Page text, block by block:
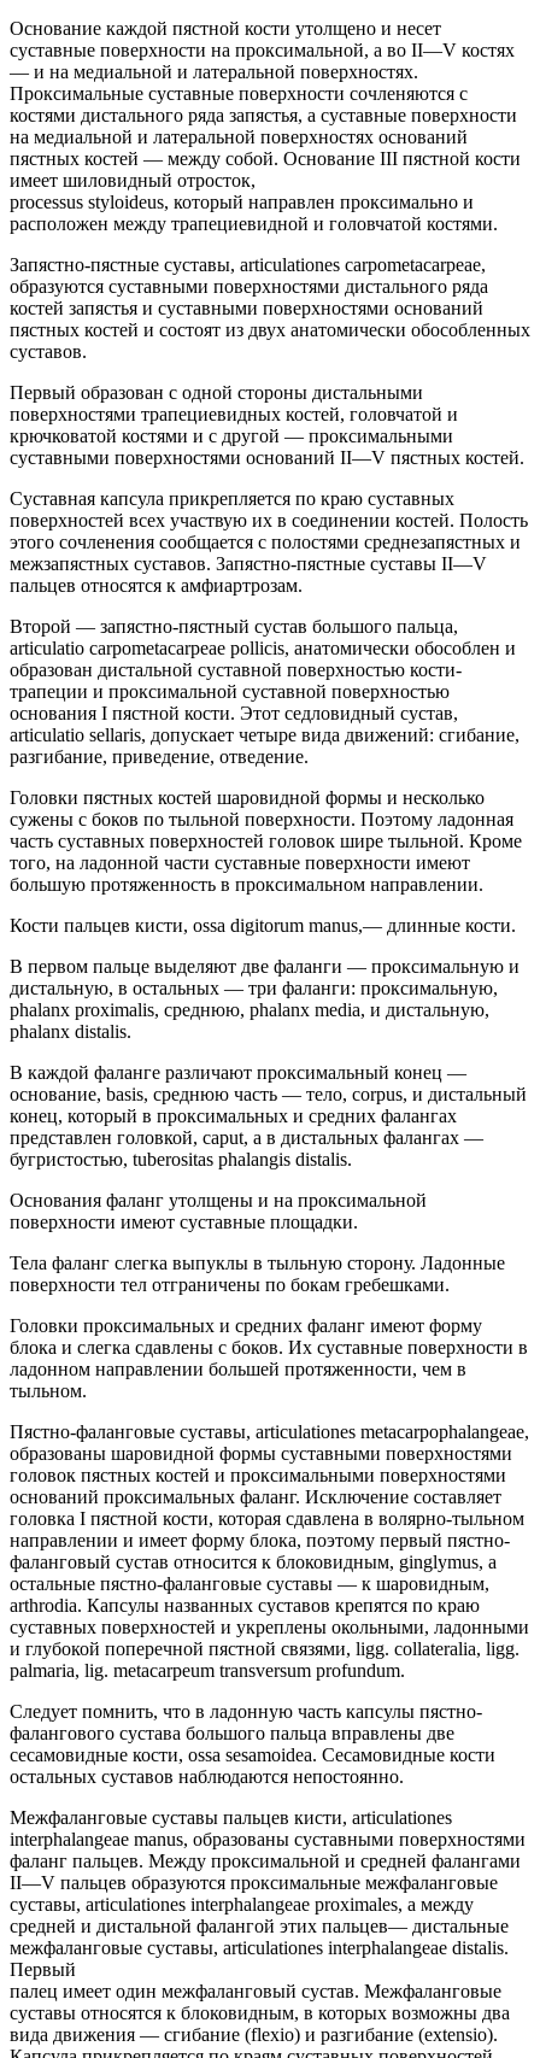
Основание каждой пястной кости утолщено и несет
суставные поверхности на проксимальной, а во II—V костях
— и на медиальной и латеральной поверхностях.
Проксимальные суставные поверхности сочленяются с
костями дистального ряда запястья, а суставные поверхности
на медиальной и латеральной поверхностях оснований
пястных костей — между собой. Основание III пястной кости
имеет шиловидный отросток,
processus styloideus, который направлен проксимально и
расположен между трапециевидной и головчатой костями.
Запястно-пястные суставы, articulationes carpometacarpeae,
образуются суставными поверхностями дистального ряда
костей запястья и суставными поверхностями оснований
пястных костей и состоят из двух анатомически обособленных
суставов.
Первый образован с одной стороны дистальными
поверхностями трапециевидных костей, головчатой и
крючковатой костями и с другой — проксимальными
суставными поверхностями оснований II—V пястных костей.
Суставная капсула прикрепляется по краю суставных
поверхностей всех участвую их в соединении костей. Полость
этого сочленения сообщается с полостями среднезапястных и
межзапястных суставов. Запястно-пястные суставы II—V
пальцев относятся к амфиартрозам.
Второй — запястно-пястный сустав большого пальца,
articulatio carpometacarpeae pollicis, анатомически обособлен и
образован дистальной суставной поверхностью кости-
трапеции и проксимальной суставной поверхностью
основания I пястной кости. Этот седловидный сустав,
articulatio sellaris, допускает четыре вида движений: сгибание,
разгибание, приведение, отведение.
Головки пястных костей шаровидной формы и несколько
сужены с боков по тыльной поверхности. Поэтому ладонная
часть суставных поверхностей головок шире тыльной. Кроме
того, на ладонной части суставные поверхности имеют
большую протяженность в проксимальном направлении.
Кости пальцев кисти, ossa digitorum manus,— длинные кости.
В первом пальце выделяют две фаланги — проксимальную и
дистальную, в остальных — три фаланги: проксимальную,
phalanx proximalis, среднюю, phalanx media, и дистальную,
phalanx distalis.
В каждой фаланге различают проксимальный конец —
основание, basis, среднюю часть — тело, corpus, и дистальный
конец, который в проксимальных и средних фалангах
представлен головкой, caput, а в дистальных фалангах —
бугристостью, tuberositas phalangis distalis.
Основания фаланг утолщены и на проксимальной
поверхности имеют суставные площадки.
Тела фаланг слегка выпуклы в тыльную сторону. Ладонные
поверхности тел отграничены по бокам гребешками.
Головки проксимальных и средних фаланг имеют форму
блока и слегка сдавлены с боков. Их суставные поверхности в
ладонном направлении большей протяженности, чем в
тыльном.
Пястно-фаланговые суставы, articulationes metacarpophalangeae,
образованы шаровидной формы суставными поверхностями
головок пястных костей и проксимальными поверхностями
оснований проксимальных фаланг. Исключение составляет
головка I пястной кости, которая сдавлена в волярно-тыльном
направлении и имеет форму блока, поэтому первый пястно-
фаланговый сустав относится к блоковидным, ginglymus, a
остальные пястно-фаланговые суставы — к шаровидным,
arthrodia. Капсулы названных суставов крепятся по краю
суставных поверхностей и укреплены окольными, ладонными
и глубокой поперечной пястной связями, ligg. collateralia, ligg.
palmaria, lig. metacarpeum transversum profundum.
Следует помнить, что в ладонную часть капсулы пястно-
фалангового сустава большого пальца вправлены две
сесамовидные кости, ossa sesamoidea. Сесамовидные кости
остальных суставов наблюдаются непостоянно.
Межфаланговые суставы пальцев кисти, articulationes
interphalangeae manus, образованы суставными поверхностями
фаланг пальцев. Между проксимальной и средней фалангами
II—V пальцев образуются проксимальные межфаланговые
суставы, articulationes interphalangeae proximales, а между
средней и дистальной фалангой этих пальцев— дистальные
межфаланговые суставы, articulationes interphalangeae distalis.
Первый
палец имеет один межфаланговый сустав. Межфаланговые
суставы относятся к блоковидным, в которых возможны два
вида движения — сгибание (flexio) и разгибание (extensio).